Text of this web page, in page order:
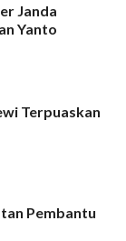
Janda
Yanto
Terpuaskan
Pembantu